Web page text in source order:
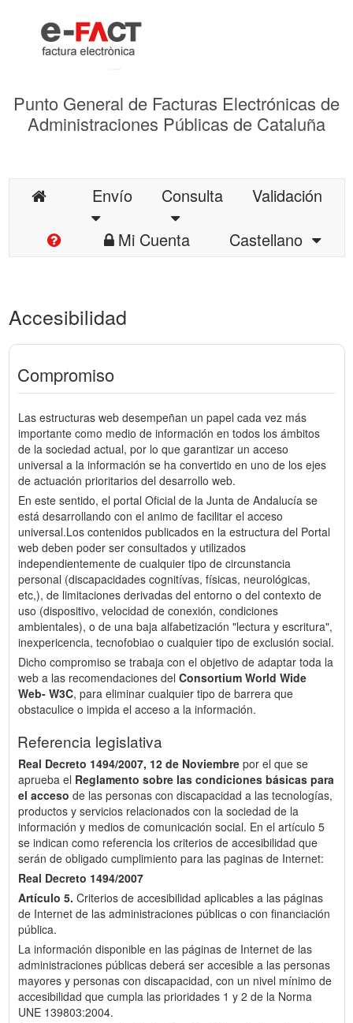
Punto General de Facturas Electrónicas de
Administraciones Públicas de Cataluña
Envío Consulta
Validación
Mi Cuenta
Castellano
Accesibilidad
Compromiso
Las estructuras web desempeñan un papel cada vez más
importante como medio de información en todos los ámbitos
de la sociedad actual, por lo que garantizar un acceso
universal a la información se ha convertido en uno de los ejes
de actuación prioritarios del desarrollo web.
En este sentido, el portal Oficial de la Junta de Andalucía se
está desarrollando con el animo de facilitar el acceso
universal.Los contenidos publicados en la estructura del Portal
web deben poder ser consultados y utilizados
independientemente de cualquier tipo de circunstancia
personal (discapacidades cognitívas, físicas, neurológicas,
etc,), de limitaciones derivadas del entorno o del contexto de
uso (dispositivo, velocidad de conexión, condiciones
ambientales), o de una baja alfabetización "lectura y escritura",
inexpericencia, tecnofobiao o cualquier tipo de exclusión social.
Dicho compromiso se trabaja con el objetivo de adaptar toda la
web a las recomendaciones del Consortium World Wide
Web- W3C, para eliminar cualquier tipo de barrera que
obstaculice o impida el acceso a la información.
Referencia legislativa
Real Decreto 1494/2007, 12 de Noviembre por el que se
aprueba el Reglamento sobre las condiciones básicas para
el acceso de las personas con discapacidad a las tecnologías,
productos y servicios relacionados con la sociedad de la
información y medios de comunicación social. En el artículo 5
se indican como referencia los criterios de accesibilidad que
serán de obligado cumplimiento para las paginas de Internet:
Real Decreto 1494/2007
Artículo 5. Criterios de accesibilidad aplicables a las páginas
de Internet de las administraciones públicas o con financiación
pública.
La información disponible en las páginas de Internet de las
administraciones públicas deberá ser accesible a las personas
mayores y personas con discapacidad, con un nivel mínimo de
accesibilidad que cumpla las prioridades 1 y 2 de la Norma
UNE 139803:2004.